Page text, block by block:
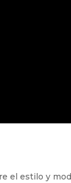
el estilo y